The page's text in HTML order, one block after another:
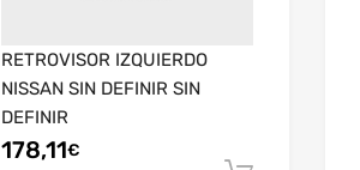
RETROVISOR IZQUIERDO
NISSAN SIN DEFINIR SIN
DEFINIR
178,11€